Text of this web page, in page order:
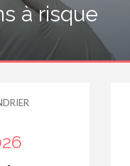
à risque